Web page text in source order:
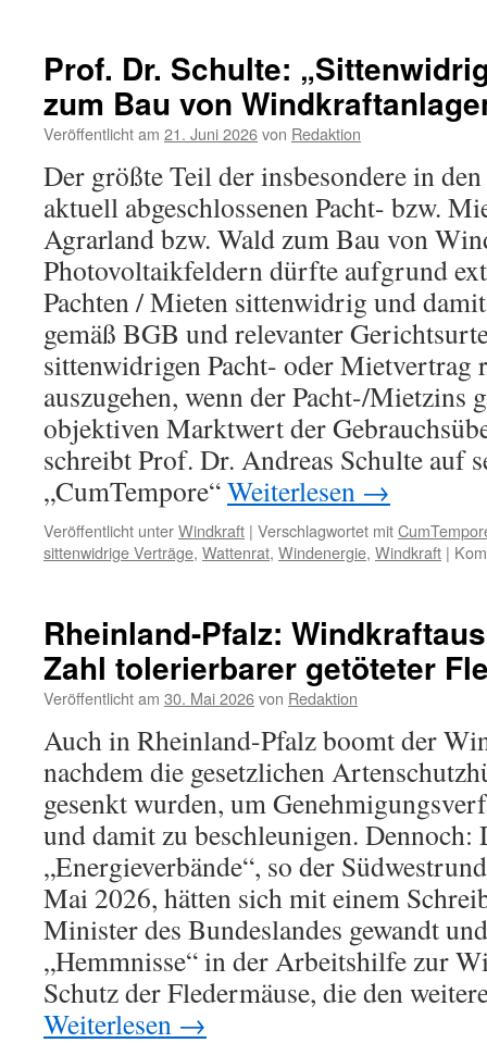
Solarenergie
–
Warnung
vor
„Das
Übelste,
es
am
grauen
Kapitalmarkt
gibt“
Prof. Dr. Schulte:
zum Bau von
Veröffentlicht am 21. Juni 2026von Redaktion
Der größte Teil der insbesondere in
aktuell abgeschlossenen Pacht- bzw.
Agrarland bzw. Wald zum Bau von
Photovoltaikfeldern dürfte aufgrund
Pachten / Mieten sittenwidrig und
gemäß BGB und relevanter
sittenwidrigen Pacht- oder Mietvertrag
auszugehen, wenn der Pacht-/Mietzins
objektiven Marktwert der
schreibt Prof. Dr. Andreas Schulte auf
„CumTempore“Weiterlesen →
Veröffentlicht unterWindkraft | Verschlagwortet mit
sittenwidrige Verträge, Wattenrat, Windenergie, Windkraft |
Rheinland-Pfalz:
Zahl tolerierbarer getöteter
Veröffentlicht am 30. Mai 2026von Redaktion
Auch in Rheinland-Pfalz boomt der
nachdem die gesetzlichen
gesenkt wurden, um
und damit zu beschleunigen. Dennoch:
„Energieverbände“, so der
Mai 2026, hätten sich mit einem
Minister des Bundeslandes gewandt
„Hemmnisse“ in der Arbeitshilfe zur
Schutz der Fledermäuse, die den
Weiterlesen →